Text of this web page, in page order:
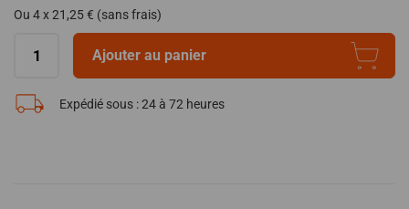
Ou 4 x 21,25 € (sans frais)
Ajouter au panier
Expédié sous :24 à 72 heures